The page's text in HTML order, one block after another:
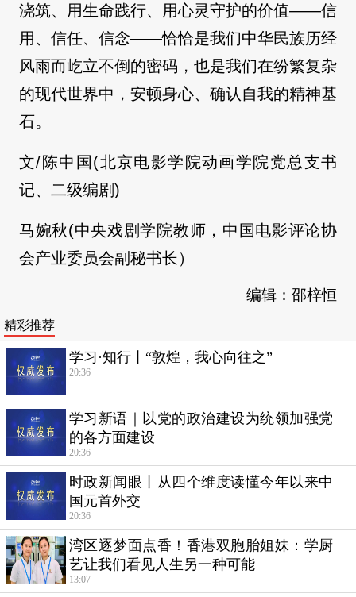
浇筑、用生命践行、用心灵守护的价值——信
用、信任、信念——恰恰是我们中华民族历经
风雨而屹立不倒的密码，也是我们在纷繁复杂
的现代世界中，安顿身心、确认自我的精神基
石。
文/陈中国(北京电影学院动画学院党总支书
记、二级编剧)
马婉秋(中央戏剧学院教师，中国电影评论协
会产业委员会副秘书长）
编辑：邵梓恒
精彩推荐